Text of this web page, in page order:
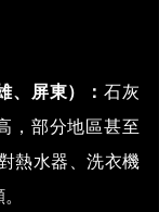
、屏東）：石灰
，部分地區甚至
熱水器、洗衣機